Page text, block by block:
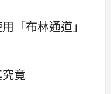
「布林通道」
竟